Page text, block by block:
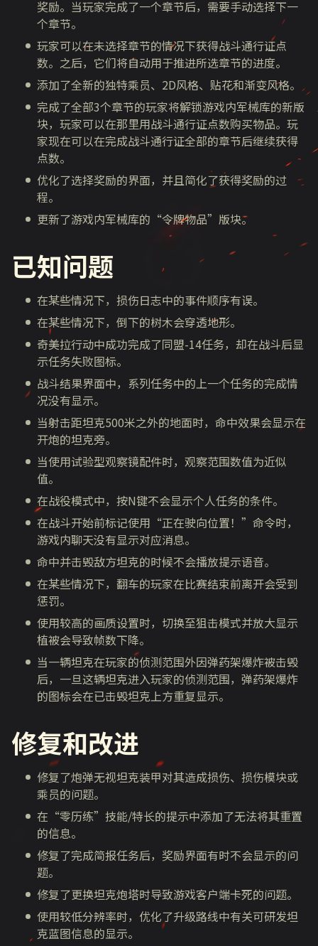
奖励。当玩家完成了一个章节后，需要手动选择下一
个章节。
玩家可以在未选择章节的情况下获得战斗通行证点
数。之后，它们将自动用于推进所选章节的进度。
添加了全新的独特乘员、2D风格、贴花和渐变风格。
完成了全部3个章节的玩家将解锁游戏内军械库的新版
块，玩家可以在那里用战斗通行证点数购买物品。玩
家现在可以在完成战斗通行证全部的章节后继续获得
点数。
优化了选择奖励的界面，并且简化了获得奖励的过
程。
更新了游戏内军械库的“令牌物品”版块。
已知问题
在某些情况下，损伤日志中的事件顺序有误。
在某些情况下，倒下的树木会穿透地形。
奇美拉行动中成功完成了同盟-14任务，却在战斗后显
示任务失败图标。
战斗结果界面中，系列任务中的上一个任务的完成情
况没有显示。
当射击距坦克500米之外的地面时，命中效果会显示在
开炮的坦克旁。
当使用试验型观察镜配件时，观察范围数值为近似
值。
在战役模式中，按N键不会显示个人任务的条件。
在战斗开始前标记使用“正在驶向位置！”命令时，
游戏内聊天没有显示对应消息。
命中并击毁敌方坦克的时候不会播放提示语音。
在某些情况下，翻车的玩家在比赛结束前离开会受到
惩罚。
使用较高的画质设置时，切换至狙击模式并放大显示
植被会导致帧数下降。
当一辆坦克在玩家的侦测范围外因弹药架爆炸被击毁
后，一旦这辆坦克进入玩家的侦测范围，弹药架爆炸
的图标会在已击毁坦克上方重复显示。
修复和改进
修复了炮弹无视坦克装甲对其造成损伤、损伤模块或
乘员的问题。
在“零历练”技能/特长的提示中添加了无法将其重置
的信息。
修复了完成简报任务后，奖励界面有时不会显示的问
题。
修复了更换坦克炮塔时导致游戏客户端卡死的问题。
使用较低分辨率时，优化了升级路线中有关可研发坦
克蓝图信息的显示。